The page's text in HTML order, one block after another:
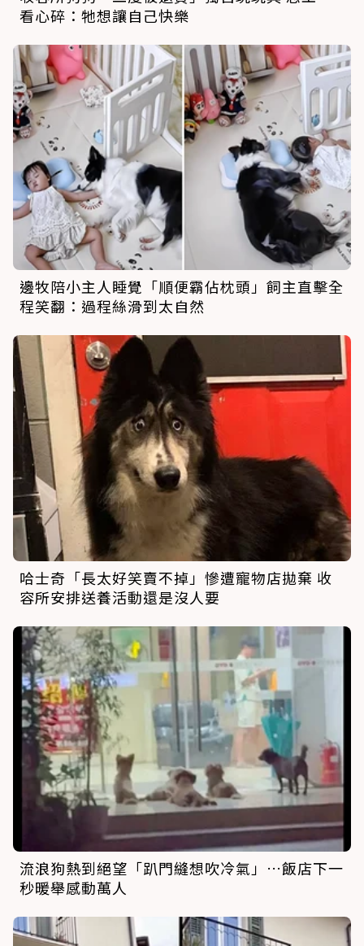
看心碎：牠想讓自己快樂
邊牧陪小主人睡覺「順便霸佔枕頭」飼主直擊全
程笑翻：過程絲滑到太自然
哈士奇「長太好笑賣不掉」慘遭寵物店拋棄 收
容所安排送養活動還是沒人要
流浪狗熱到絕望「趴門縫想吹冷氣」…飯店下一
秒暖舉感動萬人